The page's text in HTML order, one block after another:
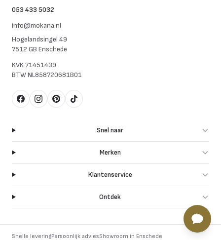
053 433 5032
info@mokana.nl
Hogelandsingel 49
7512 GB Enschede
KVK71451439
BTWNL858720681B01
FacebookInstagram
Pinterest
TikTok
Snel naar
Merken
Klantenservice
Ontdek
Snelle leveringPersoonlijk adviesShowroom in Enschede